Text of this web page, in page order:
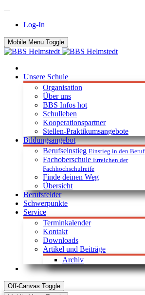
Log-In
Mobile Menu Toggle
Unsere Schule
Organisation
Über uns
BBS Infos hot
Schulleben
Kooperationspartner
Stellen-Praktikumsangebote
Bildungsangebot
Berufseinstieg Einstieg in den Beruf
Fachoberschule Erreichen der
Fachhochschulreife
Finde deinen Weg
Übersicht
Berufsfelder
Schwerpunkte
Service
Terminkalender
Kontakt
Downloads
Artikel und Beiträge
Archiv
Off-Canvas Toggle